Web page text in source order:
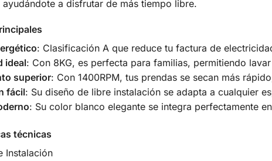
a disfrutar de más tiempo libre.
: Clasificación A que reduce tu factura de
ideal: Con 8KG, es perfecta para familias, permitiendo
superior: Con 1400RPM, tus prendas se secan más
fácil: Su diseño de libre instalación se adapta a cualquier
: Su color blanco elegante se integra perfectamente
técnicas
Instalación